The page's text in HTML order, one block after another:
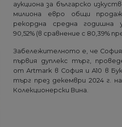
аукциона за българско
милиона евро общи
рекордна средна годишна
90,52% (в сравнение с 80,39%
Забележителното е, че
първия дуплекс търг,
от Artmark в София и A10 в
търг през декември 2024 г.
Колекционерски Вина.